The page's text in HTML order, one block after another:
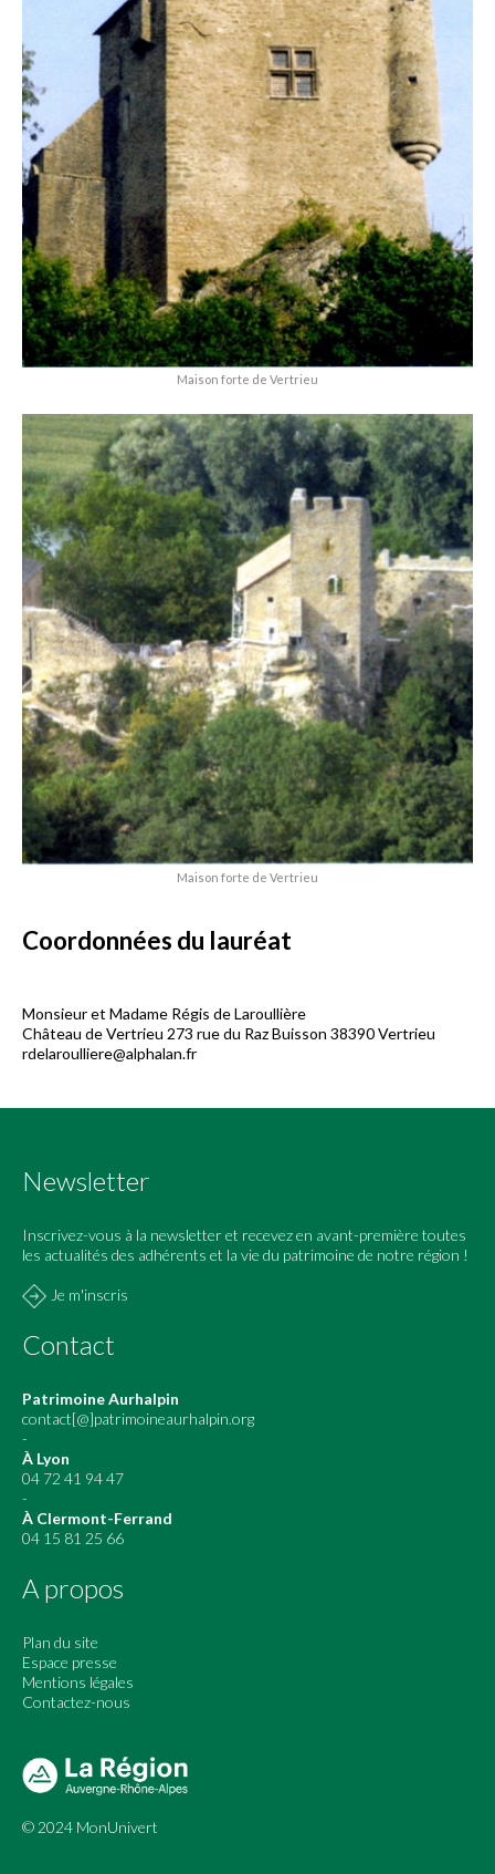
Maison forte de Vertrieu
Maison forte de Vertrieu
Coordonnées du lauréat
Monsieur et Madame Régis de Laroullière
Château de Vertrieu 273 rue du Raz Buisson 38390 Vertrieu
rdelaroulliere@alphalan.fr
Newsletter
Inscrivez-vous à la newsletter et recevez en avant-première toutes
les actualités des adhérents et la vie du patrimoine de notre région !
Je m'inscris
Contact
Patrimoine Aurhalpin
contact[@]patrimoineaurhalpin.org
-
À Lyon
04 72 41 94 47
-
À Clermont-Ferrand
04 15 81 25 66
A propos
Plan du site
Espace presse
Mentions légales
Contactez-nous
© 2024 MonUnivert